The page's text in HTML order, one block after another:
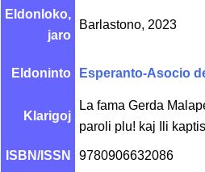
Eldonloko,
jaro
Barlastono, 2023
Eldoninto Esperanto-Asocio
Klarigoj
La fama Gerda
paroli plu! kaj Ili
ISBN/ISSN 9780906632086